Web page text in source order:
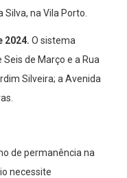
na Vila Porto.
2024. O sistema
de Março e a Rua
Silveira; a Avenida
de permanência na
necessite